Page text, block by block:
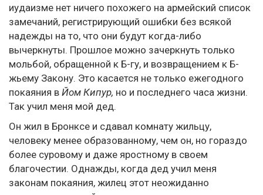
иудаизме нет ничего похожего на армейский список
замечаний, регистрирующий ошибки без всякой
надежды на то, что они будут когда-либо
вычеркнуты. Прошлое можно зачеркнуть только
мольбой, обращенной к Б-гу, и возвращением к Б-
жьему Закону. Это касается не только ежегодного
покаяния в Йом Кипур, но и последнего часа жизни.
Так учил меня мой дед.
Он жил в Бронксе и сдавал комнату жильцу,
человеку менее образованному, чем он, но гораздо
более суровому и даже яростному в своем
благочестии. Однажды, когда дед учил меня
законам покаяния, жилец этот неожиданно